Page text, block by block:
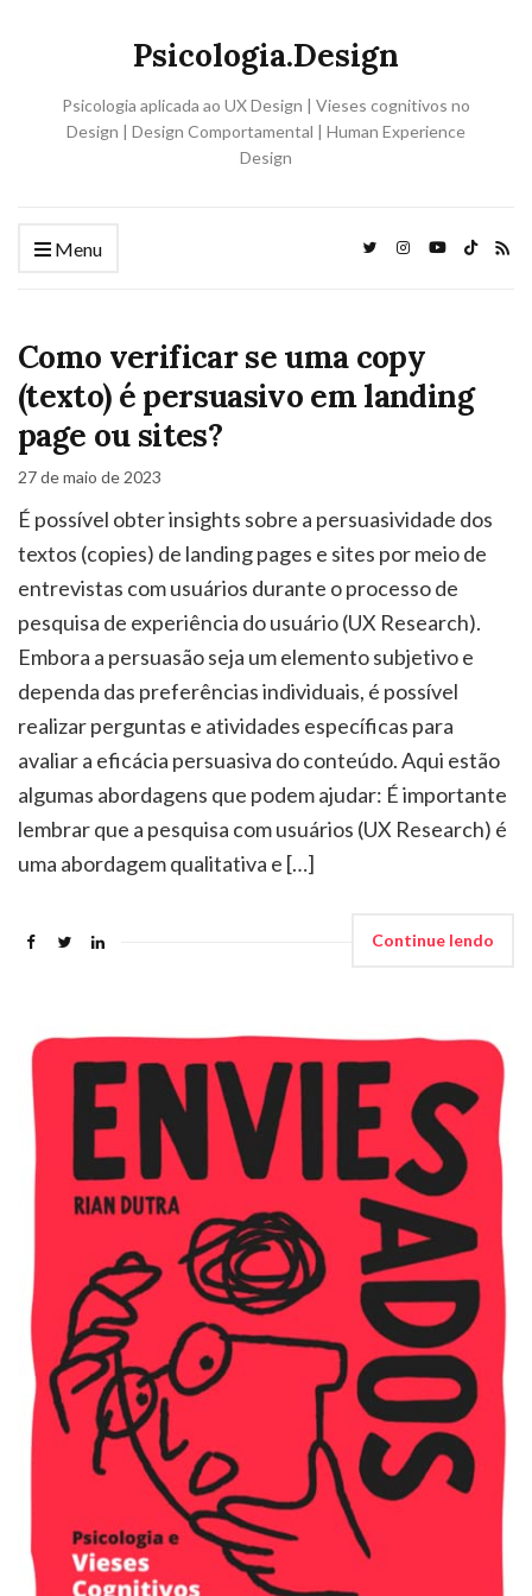
Psicologia.Design
Psicologia aplicada ao UX Design | Vieses cognitivos no
Design | Design Comportamental | Human Experience
Design
Menu
Como verificar se uma copy
(texto) é persuasivo em landing
page ou sites?
27 de maio de 2023
É possível obter insights sobre a persuasividade dos
textos (copies) de landing pages e sites por meio de
entrevistas com usuários durante o processo de
pesquisa de experiência do usuário (UX Research).
Embora a persuasão seja um elemento subjetivo e
dependa das preferências individuais, é possível
realizar perguntas e atividades específicas para
avaliar a eficácia persuasiva do conteúdo. Aqui estão
algumas abordagens que podem ajudar: É importante
lembrar que a pesquisa com usuários (UX Research) é
uma abordagem qualitativa e […]
Continue lendo